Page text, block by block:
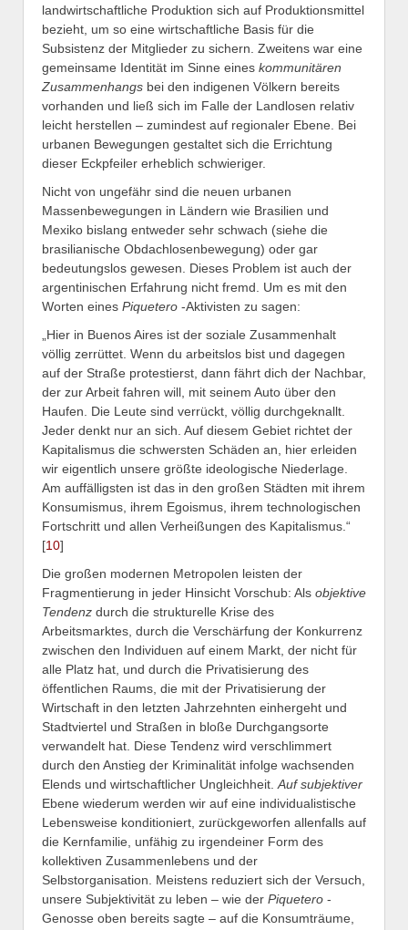
landwirtschaftliche Produktion sich auf Produktionsmittel
bezieht, um so eine wirtschaftliche Basis für die
Subsistenz der Mitglieder zu sichern. Zweitens war eine
gemeinsame Identität im Sinne eines kommunitären
Zusammenhangs bei den indigenen Völkern bereits
vorhanden und ließ sich im Falle der Landlosen relativ
leicht herstellen – zumindest auf regionaler Ebene. Bei
urbanen Bewegungen gestaltet sich die Errichtung
dieser Eckpfeiler erheblich schwieriger.
Nicht von ungefähr sind die neuen urbanen
Massenbewegungen in Ländern wie Brasilien und
Mexiko bislang entweder sehr schwach (siehe die
brasilianische Obdachlosenbewegung) oder gar
bedeutungslos gewesen. Dieses Problem ist auch der
argentinischen Erfahrung nicht fremd. Um es mit den
Worten eines Piquetero -Aktivisten zu sagen:
„Hier in Buenos Aires ist der soziale Zusammenhalt
völlig zerrüttet. Wenn du arbeitslos bist und dagegen
auf der Straße protestierst, dann fährt dich der Nachbar,
der zur Arbeit fahren will, mit seinem Auto über den
Haufen. Die Leute sind verrückt, völlig durchgeknallt.
Jeder denkt nur an sich. Auf diesem Gebiet richtet der
Kapitalismus die schwersten Schäden an, hier erleiden
wir eigentlich unsere größte ideologische Niederlage.
Am auffälligsten ist das in den großen Städten mit ihrem
Konsumismus, ihrem Egoismus, ihrem technologischen
Fortschritt und allen Verheißungen des Kapitalismus.“
[10]
Die großen modernen Metropolen leisten der
Fragmentierung in jeder Hinsicht Vorschub: Als objektive
Tendenz durch die strukturelle Krise des
Arbeitsmarktes, durch die Verschärfung der Konkurrenz
zwischen den Individuen auf einem Markt, der nicht für
alle Platz hat, und durch die Privatisierung des
öffentlichen Raums, die mit der Privatisierung der
Wirtschaft in den letzten Jahrzehnten einhergeht und
Stadtviertel und Straßen in bloße Durchgangsorte
verwandelt hat. Diese Tendenz wird verschlimmert
durch den Anstieg der Kriminalität infolge wachsenden
Elends und wirtschaftlicher Ungleichheit. Auf subjektiver
Ebene wiederum werden wir auf eine individualistische
Lebensweise konditioniert, zurückgeworfen allenfalls auf
die Kernfamilie, unfähig zu irgendeiner Form des
kollektiven Zusammenlebens und der
Selbstorganisation. Meistens reduziert sich der Versuch,
unsere Subjektivität zu leben – wie der Piquetero -
Genosse oben bereits sagte – auf die Konsumträume,